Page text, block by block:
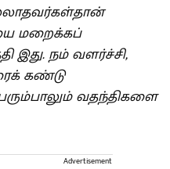
மறைக்கப்
இது. நம் வளர்ச்சி,
கண்டு
வதந்திகளை
Advertisement